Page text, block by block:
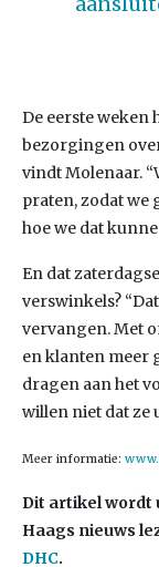
De eerste weken
bezorgingen
vindt Molenaar.
praten, zodat we
hoe we dat
En dat
verswinkels?
vervangen. Met
en klanten meer
dragen aan het
willen niet dat ze
Meer informatie:
Dit artikel wordt
Haags nieuws
DHC.